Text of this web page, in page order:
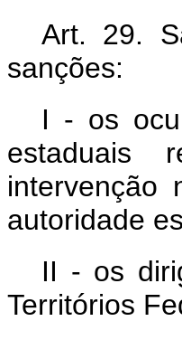
Art. 29.
sanções:
I - os
estaduais
intervenção
autoridade
II - os
Territórios